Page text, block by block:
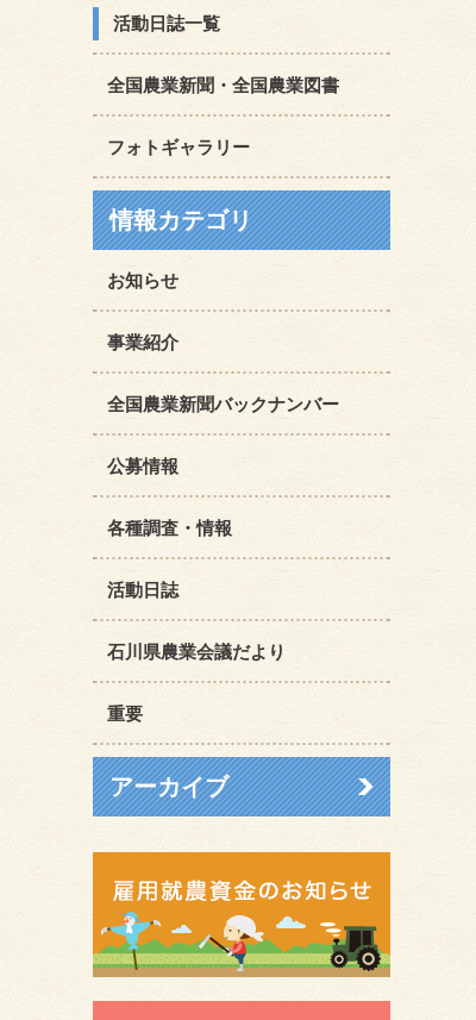
活動日誌一覧
全国農業新聞・全国農業図書
フォトギャラリー
情報カテゴリ
お知らせ
事業紹介
全国農業新聞バックナンバー
公募情報
各種調査・情報
活動日誌
石川県農業会議だより
重要
アーカイブ